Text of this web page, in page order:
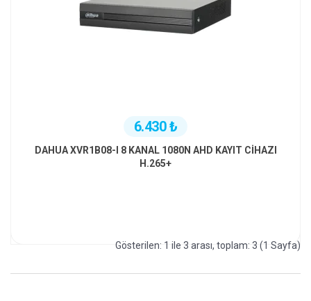
6.430 ₺
DAHUA XVR1B08-I 8 KANAL 1080N AHD KAYIT CİHAZI
H.265+
Gösterilen: 1 ile 3 arası, toplam: 3 (1 Sayfa)